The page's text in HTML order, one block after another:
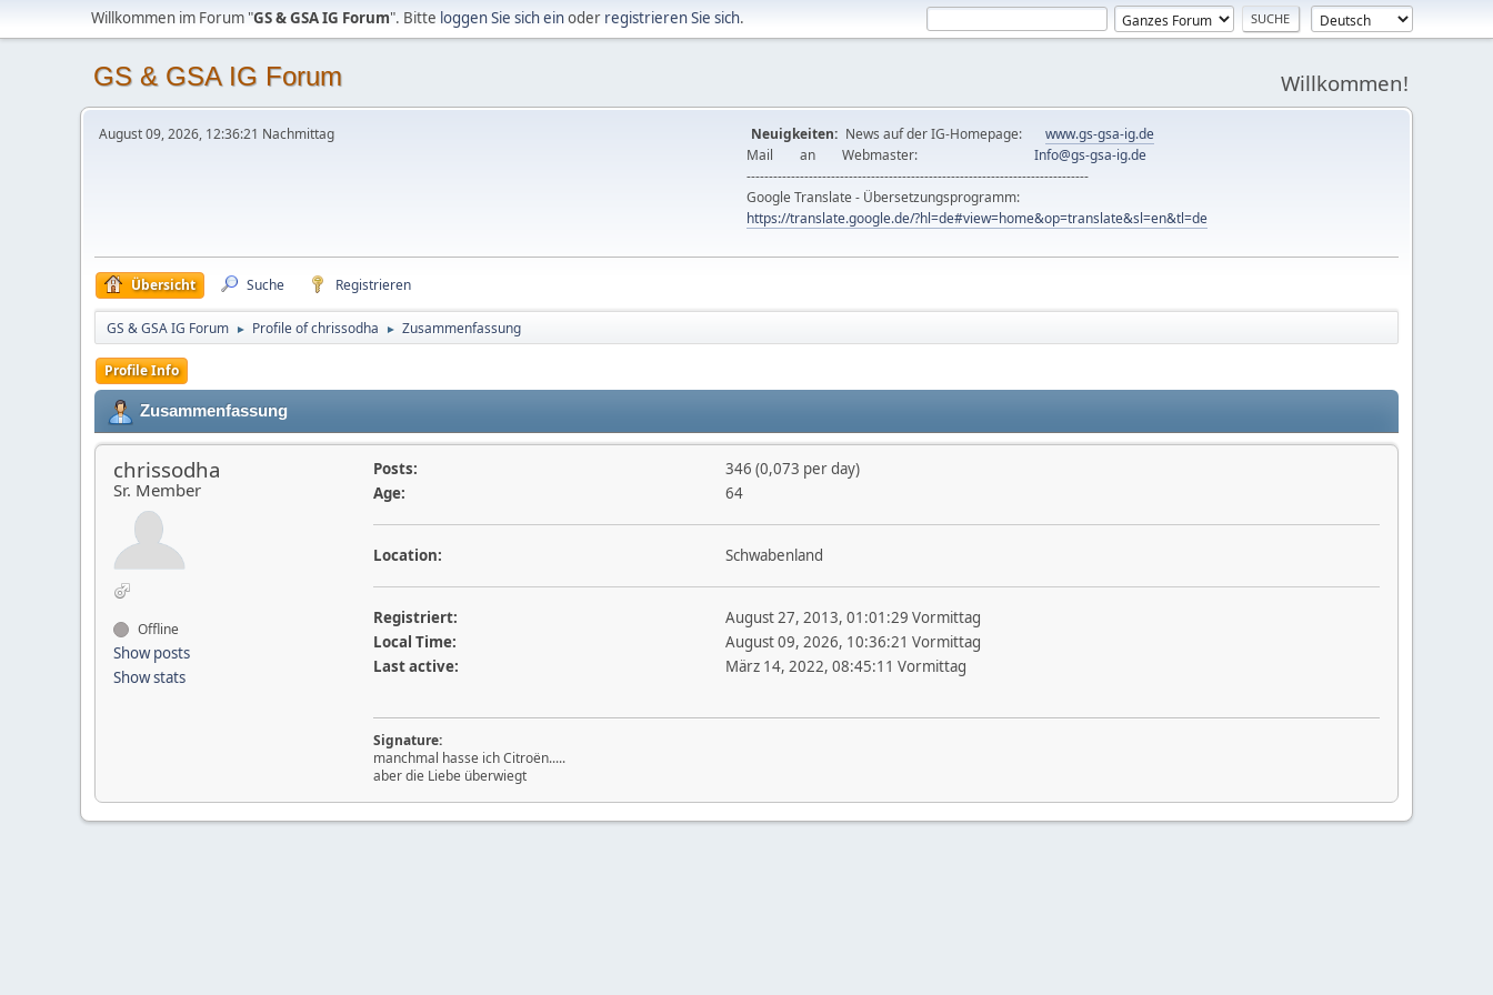
Willkommen im Forum "GS & GSA IG Forum". Bitte loggen Sie sich einoder registrieren Sie sich.
GS & GSA IG Forum Willkommen!
August 09, 2026, 12:36:21 Nachmittag Neuigkeiten: News auf der IG-Homepage: www.gs-gsa-ig.de
Mail an Webmaster: Info@gs-gsa-ig.de
-----------------------------------------------------------------------------
Google Translate - Übersetzungsprogramm:
https://translate.google.de/?hl=de#view=home&op=translate&sl=en&tl=de
Übersicht Suche Registrieren
GS & GSA IG Forum ► Profile of chrissodha ► Zusammenfassung
Profile Info
Zusammenfassung
chrissodha
Sr. Member
Offline
Show posts
Show stats
Posts:
346 (0,073 per day)
Age:
64
Location: Schwabenland
Registriert:
August 27, 2013, 01:01:29 Vormittag
Local Time:
August 09, 2026, 10:36:21 Vormittag
Last active:
März 14, 2022, 08:45:11 Vormittag
Signature:
manchmal hasse ich Citroën.....
aber die Liebe überwiegt